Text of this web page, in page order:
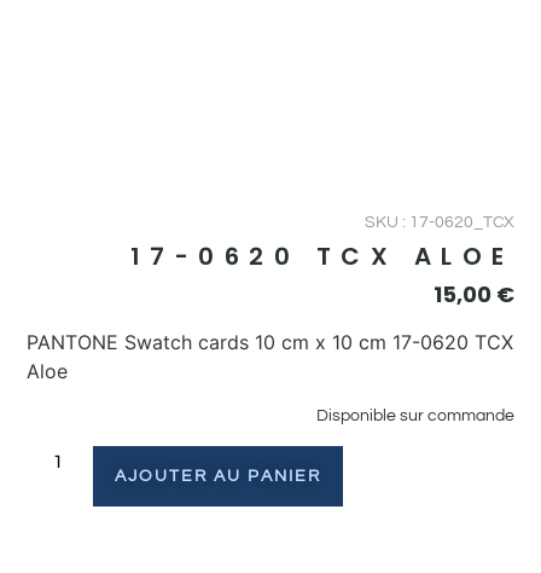
SKU : 17-0620_TCX
17-0620 TCX ALOE
15,00 €
PANTONE Swatch cards 10 cm x 10 cm 17-0620 TCX
Aloe
Disponible sur commande
AJOUTER AU PANIER